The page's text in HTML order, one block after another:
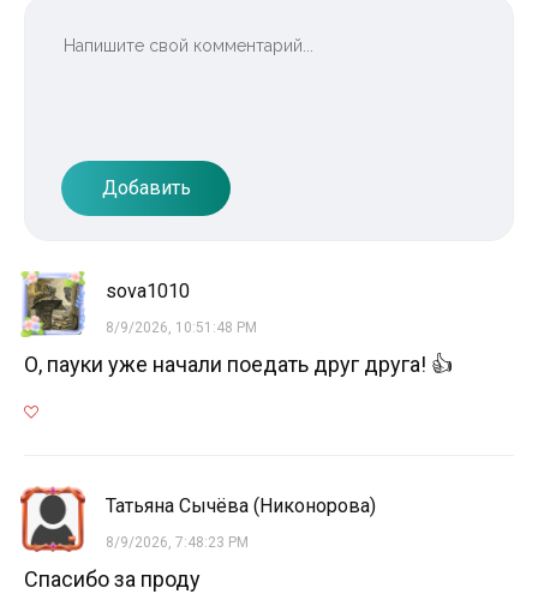
Добавить
sova1010
8/9/2026, 10:51:48 PM
О, пауки уже начали поедать друг друга! 👍
Татьяна Сычёва (Никонорова)
8/9/2026, 7:48:23 PM
Спасибо за проду